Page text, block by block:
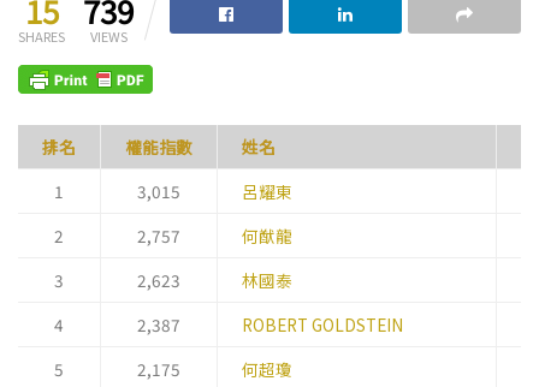
15
SHARES
739
VIEWS
排名 權能指數 姓名
1
3,015 呂耀東
2
2,757 何猷龍
3
2,623 林國泰
4
2,387 ROBERT GOLDSTEIN
5
2,175 何超瓊